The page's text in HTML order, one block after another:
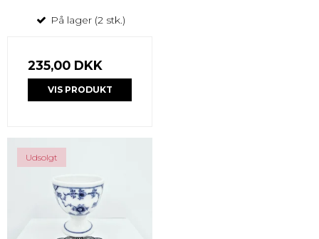
På lager (2 stk.)
235,00 DKK
VIS PRODUKT
Udsolgt